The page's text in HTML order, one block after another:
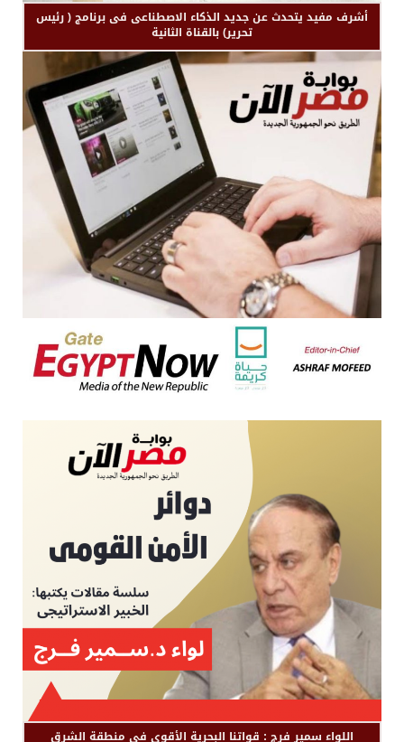
أشرف مفيد يتحدث عن جديد الذكاء الاصطناعى فى برنامج ( رئيس
تحرير) بالقناة الثانية
اللواء سمير فرج : قواتنا البحرية الأقوى في منطقة الشرق